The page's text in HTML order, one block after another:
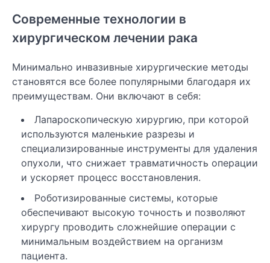
Современные технологии в
хирургическом лечении рака
Минимально инвазивные хирургические методы
становятся все более популярными благодаря их
преимуществам. Они включают в себя:
Лапароскопическую хирургию, при которой
используются маленькие разрезы и
специализированные инструменты для удаления
опухоли, что снижает травматичность операции
и ускоряет процесс восстановления.
Роботизированные системы, которые
обеспечивают высокую точность и позволяют
хирургу проводить сложнейшие операции с
минимальным воздействием на организм
пациента.